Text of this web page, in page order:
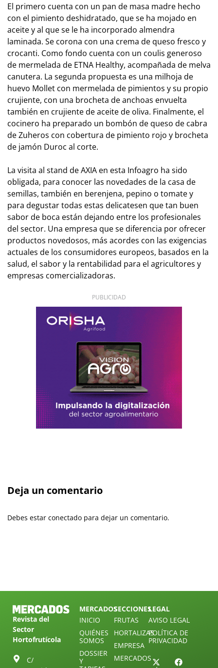
El primero cuenta con un pan de masa madre hecho
con el pimiento deshidratado, que se ha mojado en
aceite y al que se le ha incorporado almendra
laminada. Se corona con una crema de queso fresco y
crocanti. Como fondo cuenta con un coulis generoso
de mermelada de ETNA Healthy, acompañada de melva
canutera. La segunda propuesta es una milhoja de
huevo Mollet con mermelada de pimientos y su propio
crujiente, con una brocheta de anchoas envuelta
también en crujiente de aceite de oliva. Finalmente, el
cocinero ha preparado un bombón de queso de cabra
de Zuheros con cobertura de pimiento rojo y brocheta
de jamón Duroc al corte.
La visita al stand de AXIA en esta Infoagro ha sido
obligada, para conocer las novedades de la casa de
semillas, también en berenjena, pepino o tomate y
para degustar todas estas delicatesen que tan buen
sabor de boca están dejando entre los profesionales
del sector. Una empresa que se diferencia por ofrecer
productos novedosos, más acordes con las exigencias
actuales de los consumidores europeos, basados en la
salud, el sabor y la rentabilidad para el agricultores y
empresas comercializadoras.
PUBLICIDAD
Deja un comentario
Debes estar conectado para dejar un comentario.
Revista del
Sector
Hortofrutícola
C/
MERCADOS
INICIO
QUIÉNES
SOMOS
DOSSIER
Y
SECCIONES
FRUTAS
HORTALIZAS
EMPRESA
MERCADOS
LEGAL
AVISO LEGAL
POLÍTICA DE
PRIVACIDAD